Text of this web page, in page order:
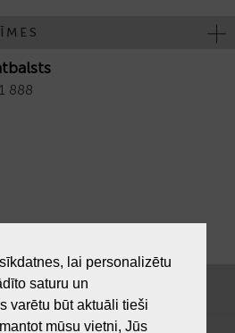
888
lai personalizētu
saturu un
varētu būt aktuāli tieši
mūsu vietni, Jūs